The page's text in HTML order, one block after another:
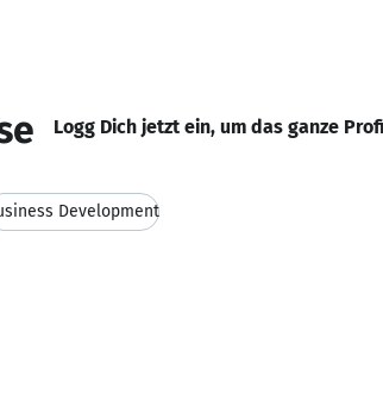
Logg Dich jetzt ein, um das ganze
Development